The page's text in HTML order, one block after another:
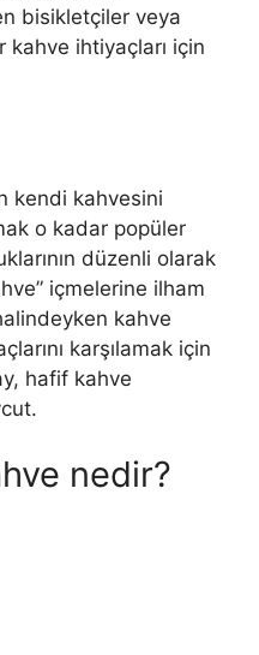
bisikletçiler veya
kahve ihtiyaçları için
kendi kahvesini
o kadar popüler
düzenli olarak
içmelerine ilham
kahve
karşılamak için
hafif kahve
nedir?